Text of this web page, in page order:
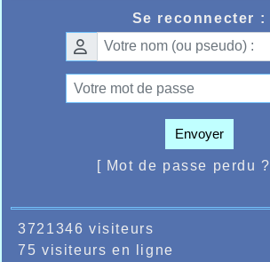
Se reconnecter :
Envoyer
[ Mot de passe perdu ?
3721346 visiteurs
75 visiteurs en ligne